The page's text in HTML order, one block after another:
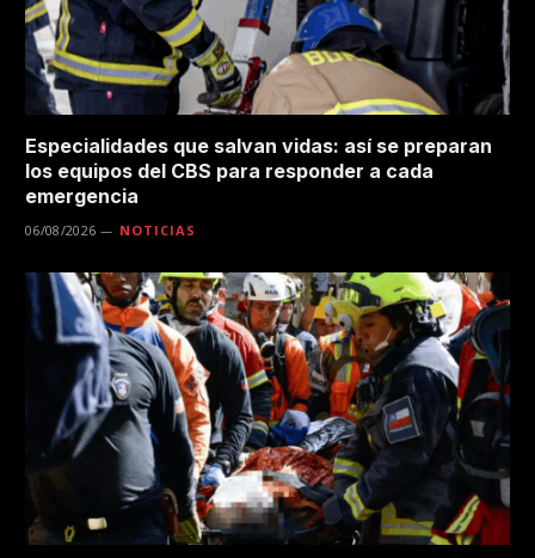
Especialidades que salvan vidas: así se preparan
los equipos del CBS para responder a cada
emergencia
06/08/2026 NOTICIAS